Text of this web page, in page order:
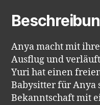
Anya macht mit
Ausflug und
Yuri hat einen
Babysitter für Anya
Bekanntschaft mit